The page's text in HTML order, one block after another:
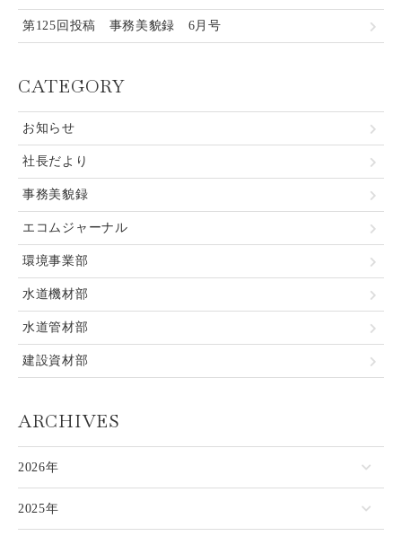
第125回投稿 事務美貌録 6月号
CATEGORY
お知らせ
社長だより
事務美貌録
エコムジャーナル
環境事業部
水道機材部
水道管材部
建設資材部
ARCHIVES
2026年
2025年